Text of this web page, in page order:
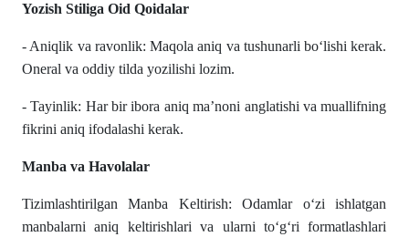
Yozish Stiliga Oid Qoidalar
- Aniqlik va ravonlik: Maqola aniq va tushunarli boʻlishi kerak.
Oneral va oddiy tilda yozilishi lozim.
- Tayinlik: Har bir ibora aniq ma’noni anglatishi va muallifning
fikrini aniq ifodalashi kerak.
Manba va Havolalar
Tizimlashtirilgan Manba Keltirish: Odamlar oʻzi ishlatgan
manbalarni aniq keltirishlari va ularni toʻgʻri formatlashlari